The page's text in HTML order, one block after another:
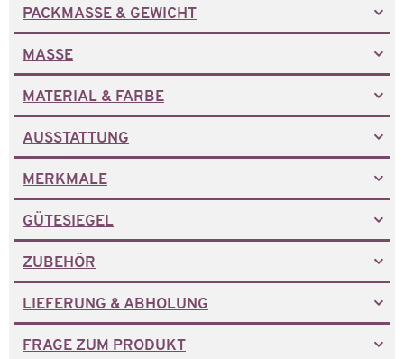
PACKMASSE & GEWICHT
MASSE
MATERIAL & FARBE
AUSSTATTUNG
MERKMALE
GÜTESIEGEL
ZUBEHÖR
LIEFERUNG & ABHOLUNG
FRAGE ZUM PRODUKT